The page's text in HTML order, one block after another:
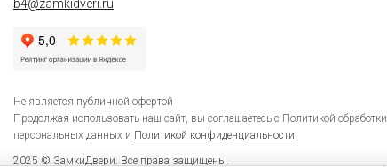
b4@zamkidveri.ru
Не является публичной офертой
Продолжая использовать наш сайт, вы соглашаетесь с Политикой обработки
персональных данных и Политикой конфиденциальности
2025 © ЗамкиДвери. Все права защищены.